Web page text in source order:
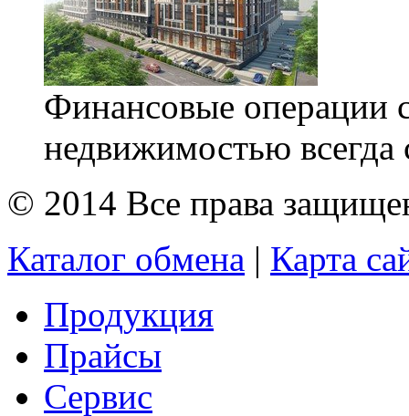
Финансовые операции
недвижимостью
© 2014 Все права
Каталог обмена | Карта
Продукция
Прайсы
Сервис